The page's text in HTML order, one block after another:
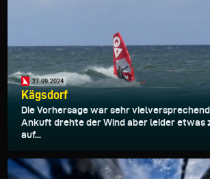
27.09.2024
Kägsdorf
Die Vorhersage war sehr
Ankuft drehte der Wind aber leider etwas
auf...